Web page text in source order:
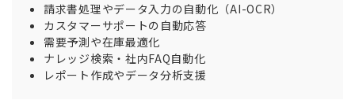
請求書処理やデータ入力の自動化（AI-OCR）
カスタマーサポートの自動応答
需要予測や在庫最適化
ナレッジ検索・社内FAQ自動化
レポート作成やデータ分析支援